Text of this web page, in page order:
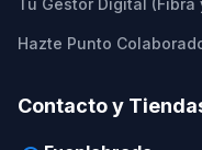
Tu Gestor Digital (Fibra
Hazte Punto
Contacto y